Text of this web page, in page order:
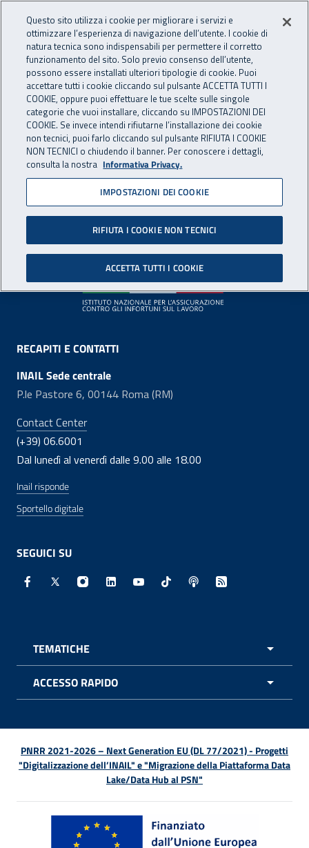
INAIL - Istituto Nazionale
Apri cerca
Navigazione principale
Pagina non disponibile
Il contenuto non è stato trovato. Per continuare la
navigazione è possibile ritornare alla
Footer
RECAPITI E CONTATTI
INAIL Sede centrale
P.le Pastore 6, 00144 Roma (RM)
Contact Center
(+39) 06.6001
Dal lunedì al venerdì dalle 9.00 alle 18.00
Inail risponde
Sportello digitale
SEGUICI SU
Facebook - Sito esterno - Apertura in nuova finestra
X - Sito esterno - Apertura in nuova finestra
Instagram - Sito esterno - Apertura in
Linkedin - Sito esterno - Apertura in
Youtube - Sito esterno -
TikTok - Sito esterno -
Spreaker - Sito
Feed RSS -
TEMATICHE
ACCESSO RAPIDO
PNRR 2021-2026 – Next Generation EU (DL 77/2021) - Progetti
"Digitalizzazione dell’INAIL" e "Migrazione della Piattaforma Data
Lake/Data Hub al PSN"
Questo sito utilizza i cookie per migliorare i servizi e
ottimizzare l’esperienza di navigazione dell’utente. I cookie di
natura tecnica sono indispensabili per permettere il corretto
funzionamento del sito. Solo previo consenso dell’utente,
possono essere installati ulteriori tipologie di cookie. Puoi
accettare tutti i cookie cliccando sul pulsante ACCETTA TUTTI I
COOKIE, oppure puoi effettuare le tue scelte sulle singole
categorie che vuoi installare, cliccando su IMPOSTAZIONI DEI
COOKIE. Se invece intendi rifiutarne l’installazione dei cookie
non tecnici, puoi farlo cliccando sul pulsante RIFIUTA I COOKIE
NON TECNICI o chiudendo il banner. Per conoscere i dettagli,
consulta la nostra Informativa Privacy.
IMPOSTAZIONI DEI COOKIE
RIFIUTA I COOKIE NON TECNICI
ACCETTA TUTTI I COOKIE